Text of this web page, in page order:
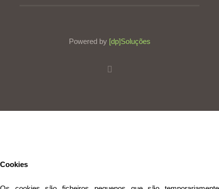
Powered by [dp]Soluções
Cookies